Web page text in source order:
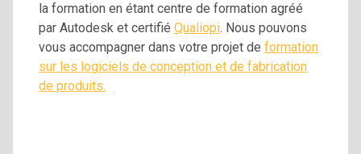
la formation en étant centre de formation agréé
par Autodesk et certifié Qualiopi. Nous pouvons
vous accompagner dans votre projet de formation
sur les logiciels de conception et de fabrication
de produits.